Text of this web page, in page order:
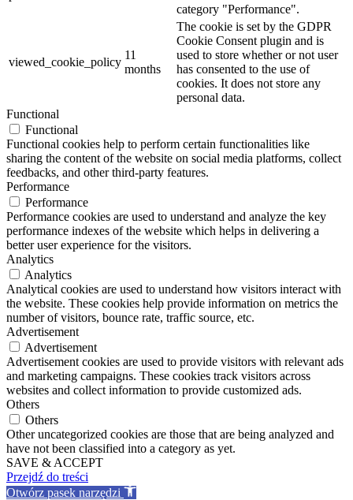
category "Performance".
viewed_cookie_policy
11
months
The cookie is set by the GDPR
Cookie Consent plugin and is
used to store whether or not user
has consented to the use of
cookies. It does not store any
personal data.
Functional
Functional
Functional cookies help to perform certain functionalities like
sharing the content of the website on social media platforms, collect
feedbacks, and other third-party features.
Performance
Performance
Performance cookies are used to understand and analyze the key
performance indexes of the website which helps in delivering a
better user experience for the visitors.
Analytics
Analytics
Analytical cookies are used to understand how visitors interact with
the website. These cookies help provide information on metrics the
number of visitors, bounce rate, traffic source, etc.
Advertisement
Advertisement
Advertisement cookies are used to provide visitors with relevant ads
and marketing campaigns. These cookies track visitors across
websites and collect information to provide customized ads.
Others
Others
Other uncategorized cookies are those that are being analyzed and
have not been classified into a category as yet.
SAVE & ACCEPT
Przejdź do treści
Otwórz pasek narzędzi